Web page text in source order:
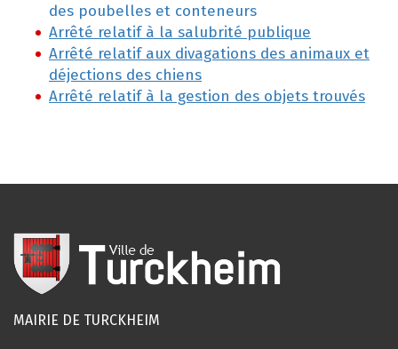
des poubelles et conteneurs
Arrêté relatif à la salubrité publique
Arrêté relatif aux divagations des animaux et
déjections des chiens
Arrêté relatif à la gestion des objets trouvés
MAIRIE DE TURCKHEIM